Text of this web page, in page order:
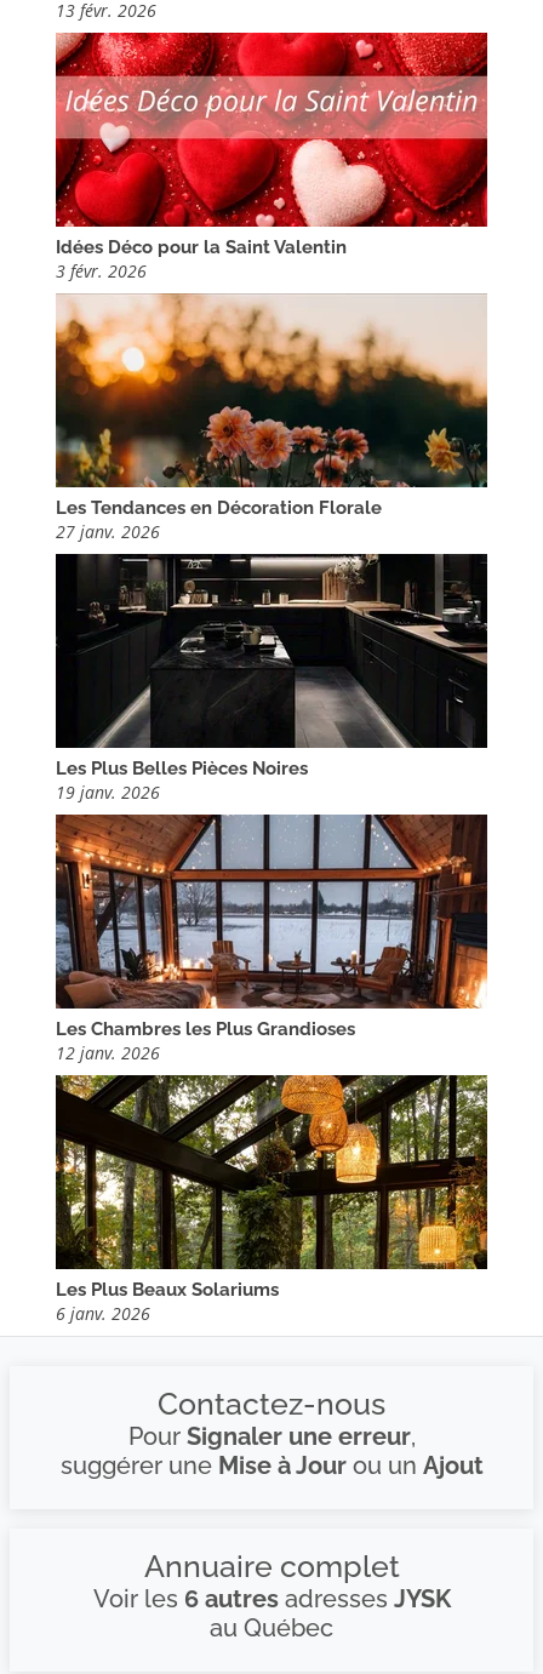
13 févr. 2026
Idées Déco pour la Saint Valentin
3 févr. 2026
Les Tendances en Décoration Florale
27 janv. 2026
Les Plus Belles Pièces Noires
19 janv. 2026
Les Chambres les Plus Grandioses
12 janv. 2026
Les Plus Beaux Solariums
6 janv. 2026
Contactez-nous
Pour Signaler une erreur,
suggérer une Mise à Jourou un Ajout
Annuaire complet
Voir les 6 autresadresses JYSK
au Québec